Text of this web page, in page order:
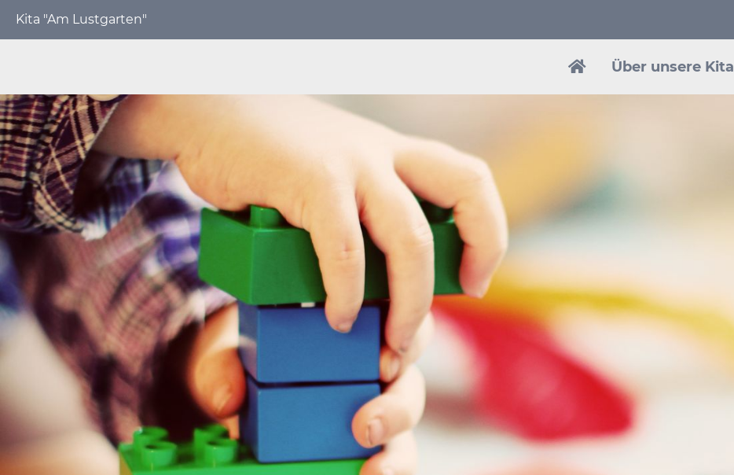
Kita "Am Lustgarten"
überspringen
Über unsere Kita